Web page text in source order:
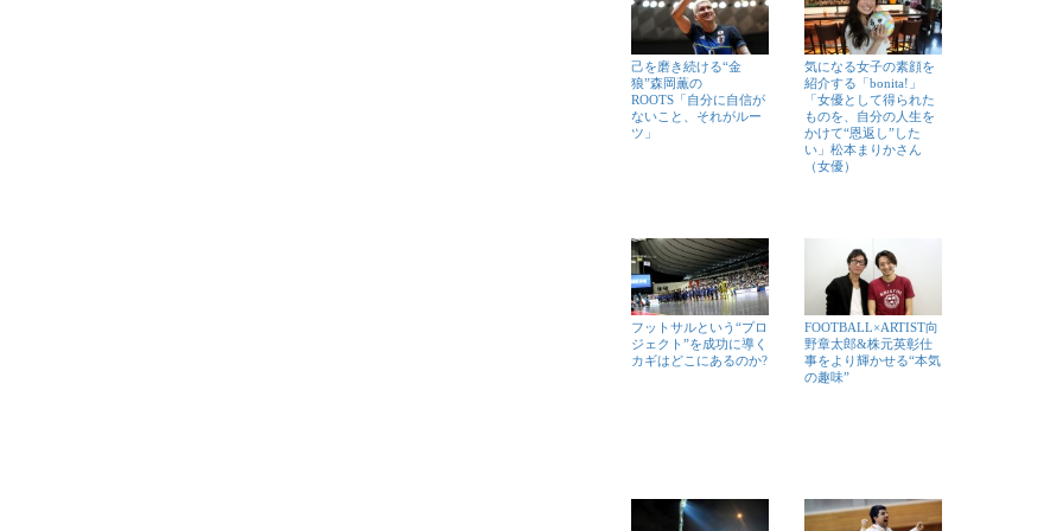
己を磨き続ける“金
狼”森岡薫の
ROOTS「自分に自信が
ないこと、それがルー
ツ」
気になる女子の素顔を
紹介する「bonita!」
「女優として得られた
ものを、自分の人生を
かけて“恩返し”した
い」松本まりかさん
（女優）
フットサルという“プロ
ジェクト”を成功に導く
カギはどこにあるのか?
FOOTBALL×ARTIST向
野章太郎&株元英彰仕
事をより輝かせる“本気
の趣味”